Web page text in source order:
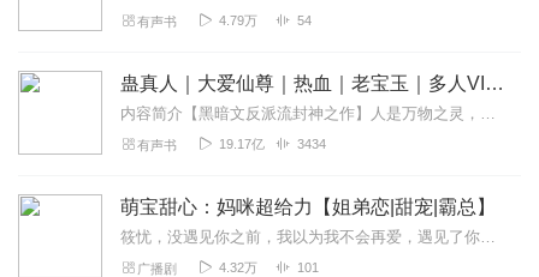
有声书 4.79万 54
蛊真人｜大爱仙尊｜热血｜老宝玉｜多人VIP免费有声剧
内容简介【黑暗文反派流封神之作】人是万物之灵，蛊是天地真精。一个穿越者不断重生的故事。一个养蛊、炼蛊、用蛊的奇特世界。配音组（男角色）老宝玉旁白...
有声书 19.17亿 3434
萌宝甜心：妈咪超给力【姐弟恋|甜宠|霸总】
筱忧，没遇见你之前，我以为我不会再爱，遇见了你，只觉得，错过了你就像错过了全世界！宸泽，我一点也不遗憾没有在我最美好的时光里遇见了你，因为遇见了你，才是我最美好...
广播剧 4.32万 101